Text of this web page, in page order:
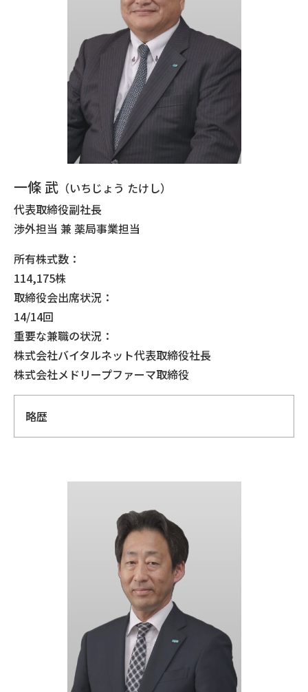
一條 武 （いちじょう たけし）
代表取締役副社長
渉外担当 兼 薬局事業担当
所有株式数：
114,175株
取締役会出席状況：
14/14回
重要な兼職の状況：
株式会社バイタルネット代表取締役社長
株式会社メドリープファーマ取締役
略歴